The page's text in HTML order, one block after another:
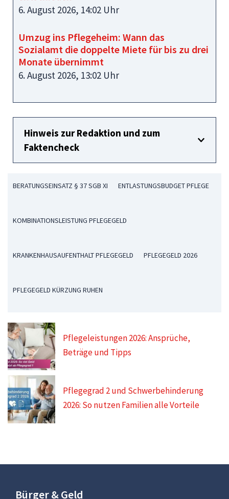
6. August 2026, 14:02 Uhr
Umzug ins Pflegeheim: Wann das
Sozialamt die doppelte Miete für bis zu drei
Monate übernimmt
6. August 2026, 13:02 Uhr
Hinweis zur Redaktion und zum
Faktencheck
BERATUNGSEINSATZ § 37 SGB XI ENTLASTUNGSBUDGET PFLEGE
KOMBINATIONSLEISTUNG PFLEGEGELD
KRANKENHAUSAUFENTHALT PFLEGEGELD PFLEGEGELD 2026
PFLEGEGELD KÜRZUNG RUHEN
Pflegeleistungen 2026: Ansprüche,
Beträge und Tipps
Pflegegrad 2 und Schwerbehinderung
2026: So nutzen Familien alle Vorteile
Bürger & Geld